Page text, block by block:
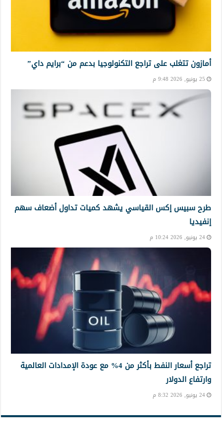
أمازون تتغلب على تراجع التكنولوجيا بدعم من “برايم داي”
25 يونيو, 2026 9:48 م
طرح سبيس إكس القياسي يشهد كميات تداول أضعاف سهم
إنفيديا
24 يونيو, 2026 10:24 م
تراجع أسعار النفط بأكثر من 4% مع عودة الإمدادات العالمية
وارتفاع الدولار
24 يونيو, 2026 8:32 م